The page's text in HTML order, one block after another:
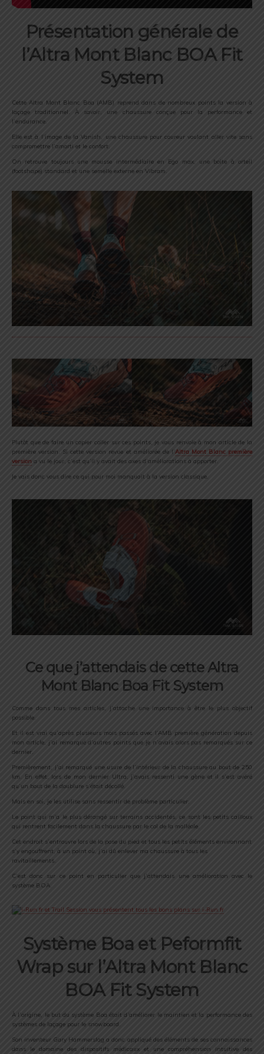
Présentation générale de
l’Altra Mont Blanc BOA Fit
System
Cette Altra Mont Blanc Boa (AMB) reprend dans de nombreux points la version à
laçage traditionnel. À savoir, une chaussure conçue pour la performance et
l’endurance.
Elle est à l’image de la Vanish, une chaussure pour coureur voulant aller vite sans
compromettre l’amorti et le confort.
On retrouve toujours une mousse intermédiaire en Ego max, une boite à orteil
(footshape) standard et une semelle externe en Vibram.
Plutôt que de faire un copier coller sur ces points, je vous renvoie à mon article de la
première version. Si cette version revue et améliorée de l’Altra Mont Blanc première
version a vu le jour, c’est qu’il y avait des axes d’améliorations à apporter.
Je vais donc vous dire ce qui pour moi manquait à la version classique.
Ce que j’attendais de cette Altra
Mont Blanc Boa Fit System
Comme dans tous mes articles, j’attache une importance à être le plus objectif
possible.
Et il est vrai qu’après plusieurs mois passés avec l’AMB première génération depuis
mon article, j’ai remarqué d’autres points que je n’avais alors pas remarqués sur ce
dernier.
Premièrement, j’ai remarqué une usure de l’intérieur de la chaussure au bout de 250
km. En effet, lors de mon dernier Ultra, j’avais ressenti une gène et il s’est avéré
qu’un bout de la doublure s’était décollé.
Mais en soi, je les utilise sans ressentir de problème particulier.
Le point qui m’a le plus dérangé sur terrains accidentés, ce sont les petits cailloux
qui rentrent facilement dans la chaussure par le col de la malléole.
Cet endroit s’entrouvre lors de la pose du pied et tous les petits éléments environnant
s’y engouffrent, à un point où, j’ai dû enlever ma chaussure à tous les
ravitaillements.
C’est donc sur ce point en particulier que j’attendais une amélioration avec le
système BOA.
Système Boa et Peformfit
Wrap sur l’Altra Mont Blanc
BOA Fit System
À l’origine, le but du système Boa était d’améliorer le maintien et la performance des
systèmes de laçage pour le snowboard.
Son inventeur Gary Hammerslag a donc appliqué des éléments de ses connaissances
dans le domaine des dispositifs médicaux et une compréhension intuitive des